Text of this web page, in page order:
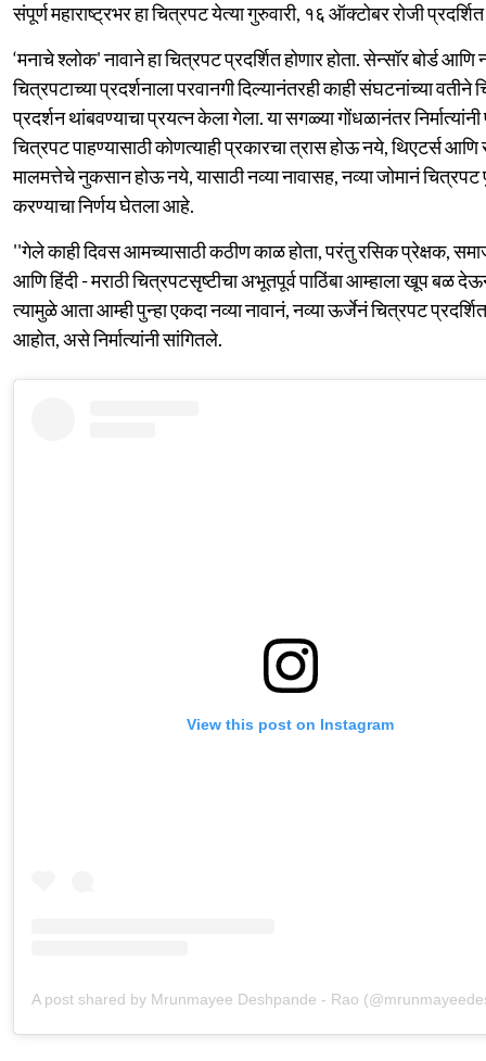
संपूर्ण महाराष्ट्रभर हा चित्रपट येत्या गुरुवारी, १६ ऑक्टोबर रोजी
‘मनाचे श्लोक' नावाने हा चित्रपट प्रदर्शित होणार होता. सेन्सॉर बोर्ड आणि
चित्रपटाच्या प्रदर्शनाला परवानगी दिल्यानंतरही काही संघटनांच्या वतीने
प्रदर्शन थांबवण्याचा प्रयत्न केला गेला. या सगळ्या गोंधळानंतर निर्मात्यांनी
चित्रपट पाहण्यासाठी कोणत्याही प्रकारचा त्रास होऊ नये, थिएटर्स आणि
मालमत्तेचे नुकसान होऊ नये, यासाठी नव्या नावासह, नव्या जोमानं चित्रपट
करण्याचा निर्णय घेतला आहे.
''गेले काही दिवस आमच्यासाठी कठीण काळ होता, परंतु रसिक प्रेक्षक,
आणि हिंदी - मराठी चित्रपटसृष्टीचा अभूतपूर्व पाठिंबा आम्हाला खूप बळ
त्यामुळे आता आम्ही पुन्हा एकदा नव्या नावानं, नव्या ऊर्जेनं चित्रपट
आहोत, असे निर्मात्यांनी सांगितले.
View this post on Instagram
A post shared by Mrunmayee Deshpande - Rao